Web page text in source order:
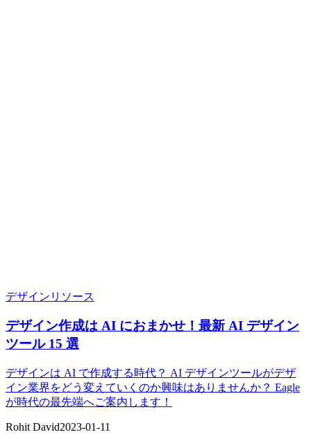
デザインリソース
デザイン作成は AI におまかせ！最新 AI デザイン
ツール 15 選
デザインは AI で作成する時代？ AI デザインツールがデザ
イン業界をどう変えていくのか興味はありませんか？ Eagle
が時代の最先端へご案内します！
Rohit David2023-01-11